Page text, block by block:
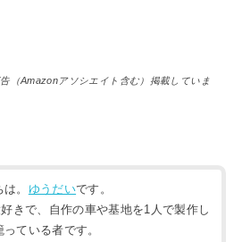
（Amazonアソシエイト含む）掲載していま
。 ゆうだいです。
きで、自作の車や基地を1人で製作し
っている者です。